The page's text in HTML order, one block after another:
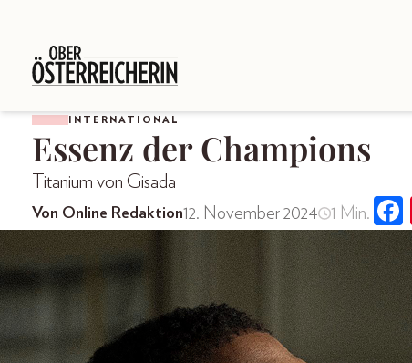
INTERNATIONAL
Essenz der Champions
Titanium von Gisada
Von Online Redaktion12. November 2024 1 Min.